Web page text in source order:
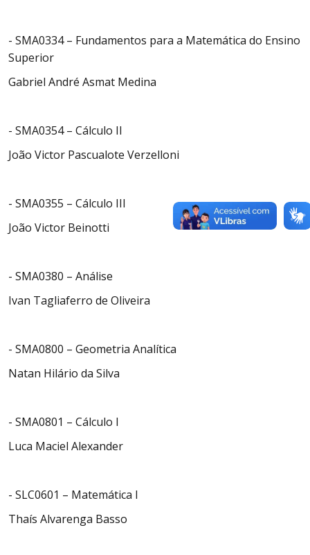
- SMA0334 – Fundamentos para a Matemática do Ensino
Superior
Gabriel André Asmat Medina
- SMA0354 – Cálculo II
João Victor Pascualote Verzelloni
- SMA0355 – Cálculo III
João Victor Beinotti
- SMA0380 – Análise
Ivan Tagliaferro de Oliveira
- SMA0800 – Geometria Analítica
Natan Hilário da Silva
- SMA0801 – Cálculo I
Luca Maciel Alexander
- SLC0601 – Matemática I
Thaís Alvarenga Basso